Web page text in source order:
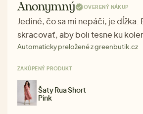
Anonymný OVERENÝ NÁKUP
Jediné, čo sa mi nepáči, je dĺžka.
skracovať, aby boli tesne ku
Automaticky preložené z greenbutik.cz
ZAKÚPENÝ PRODUKT
Šaty Rua Short
Pink